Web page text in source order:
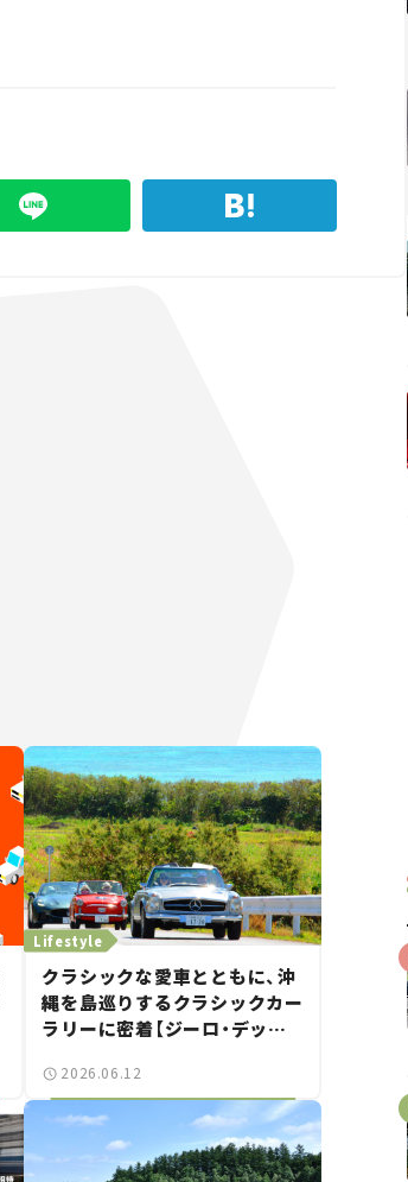
Lifestyle
クラシックな愛車とともに、沖
縄を島巡りするクラシックカー
ラリーに密着【ジーロ・デッリ
OKINAWA 2026】
2026.06.12